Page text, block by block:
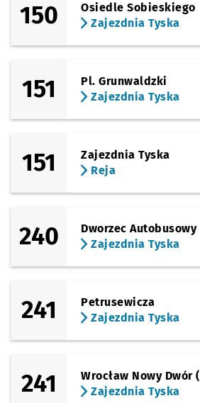
150
Osiedle Sobieskiego
Zajezdnia Tyska
151
Pl. Grunwaldzki
Zajezdnia Tyska
151
Zajezdnia Tyska
Reja
240
Dworzec Autobusowy
Zajezdnia Tyska
241
Petrusewicza
Zajezdnia Tyska
241
Wrocław Nowy Dwór
Zajezdnia Tyska